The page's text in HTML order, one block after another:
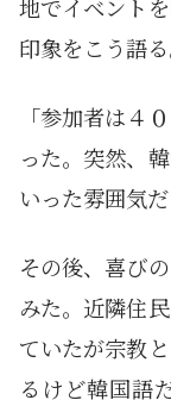
地でイベント
印象をこう語る
「参加者は４
った。突然、
いった雰囲気だ
その後、喜び
みた。近隣住
ていたが宗教
るけど韓国語